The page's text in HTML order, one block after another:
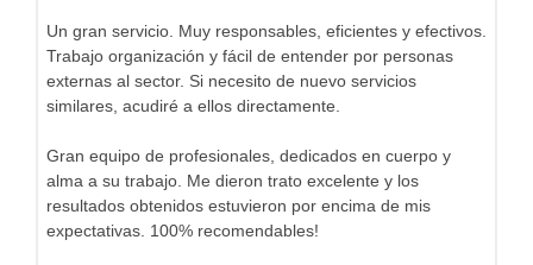
Un gran servicio. Muy responsables, eficientes y efectivos.
Trabajo organización y fácil de entender por personas
externas al sector. Si necesito de nuevo servicios
similares, acudiré a ellos directamente.
Gran equipo de profesionales, dedicados en cuerpo y
alma a su trabajo. Me dieron trato excelente y los
resultados obtenidos estuvieron por encima de mis
expectativas. 100% recomendables!